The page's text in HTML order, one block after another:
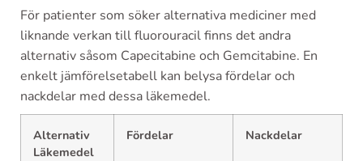
För patienter som söker alternativa mediciner med
liknande verkan till fluorouracil finns det andra
alternativ såsom Capecitabine och Gemcitabine. En
enkelt jämförelsetabell kan belysa fördelar och
nackdelar med dessa läkemedel.
Alternativ
Läkemedel
Fördelar Nackdelar